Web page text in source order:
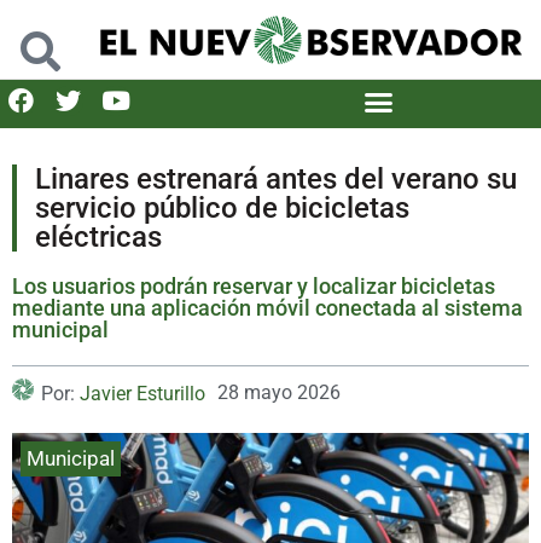
Linares estrenará antes del verano su
servicio público de bicicletas
eléctricas
Los usuarios podrán reservar y localizar bicicletas
mediante una aplicación móvil conectada al sistema
municipal
Por: Javier Esturillo 28 mayo 2026
Municipal